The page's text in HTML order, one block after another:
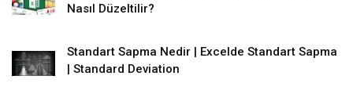
Nasıl Düzeltilir?
Standart Sapma Nedir | Excelde Standart Sapma
| Standard Deviation